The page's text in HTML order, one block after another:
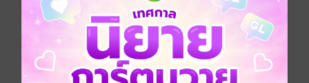
การ์ตูนญี่ปุ่น ดรามา ตลก โรงเรียน นักเลง